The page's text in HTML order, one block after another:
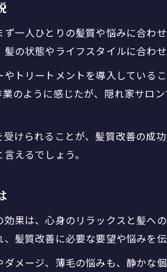
女性スタッフのみ美容室の安心
個人経営美容室が提供する新しい
質改善も叶う隠れ家サロンの選び
隠れ家美容室で髪質改善を成功
女性専用隠れ家美容室の選び方
プライベートサロンで髪質改善を
とり時間を大切にしたい方へ送る美
ひとりで行ける美容室が人気の
隠れ家美容室で叶う特別なリラ
女性一人でも安心して通える美
一人ひとりの髪質や悩みに合わ
の状態やライフスタイルに合わ
トリートメントを導入している
のように感じたが、隠れ家サロ
けられることが、髪質改善の成
えるでしょう。
果は、心身のリラックスと髪へ
髪質改善に必要な要望や悩みを伝
メージ、薄毛の悩みも、静かな